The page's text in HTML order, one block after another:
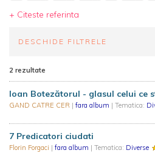
+ Citeste referinta
DESCHIDE FILTRELE
2 rezultate
Ioan Botezătorul - glasul celui ce
GAND CATRE CER | fara album | Tematica:
7 Predicatori ciudati
Florin Forgaci | fara album | Tematica: Diverse